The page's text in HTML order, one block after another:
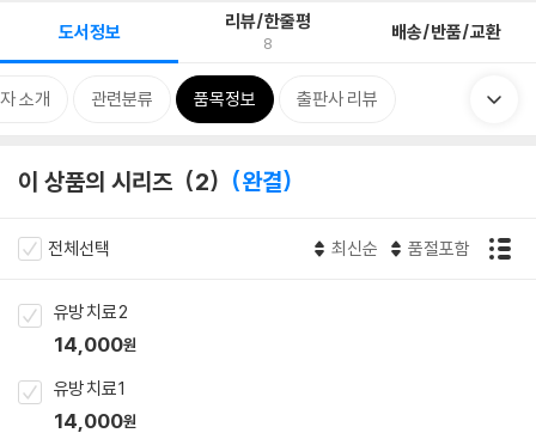
도서정보 리뷰/한줄평
8 배송/반품/교환
소개 관련분류 품목정보 출판사 리뷰
이 상품의 시리즈 2 완결
전체선택 최신순 품절포함
유방 치료 2
14,000원
유방 치료 1
14,000원